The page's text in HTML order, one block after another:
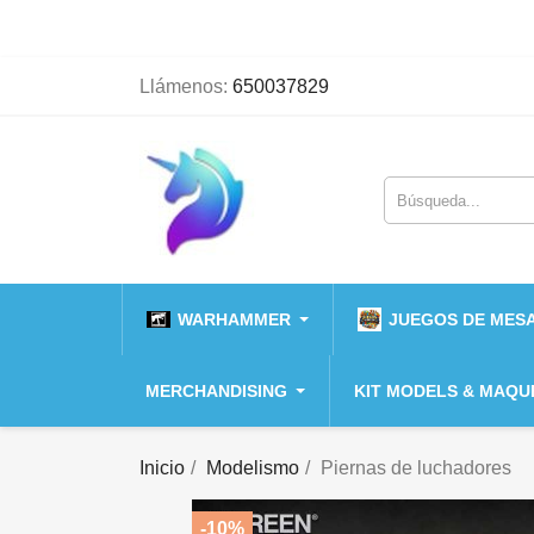
Llámenos: 650037829
WARHAMMER JUEGOS DE
MERCHANDISING KIT MODELS &
Inicio Modelismo Piernas de luchadores
-10%